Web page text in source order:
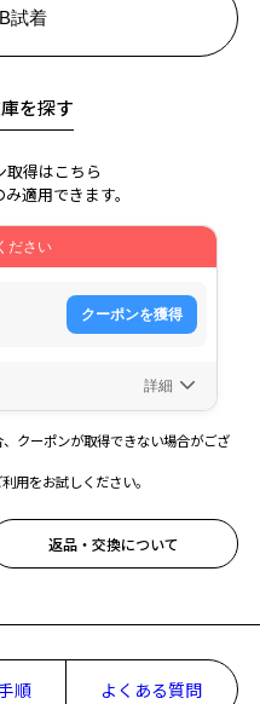
試着
を探す
得はこちら
適用できます。
クーポンが取得できない場合がござ
用をお試しください。
返品・交換について
順 よくある質問